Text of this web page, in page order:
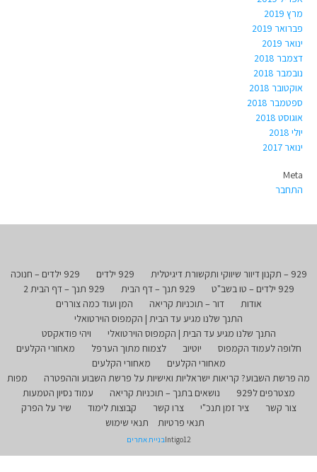
מרץ 2019
פברואר 2019
ינואר 2019
דצמבר 2018
נובמבר 2018
אוקטובר 2018
ספטמבר 2018
אוגוסט 2018
יולי 2018
ינואר 2017
Meta
התחבר
929 – תקנון דיוור שיווקי ותקשורת דיגיטלית 929 ילדים
929 ילדים – חנוכה
929 ילדים – טו בשב"ט
929 תנך – דף הבית
929 תנך – דף הבית 2
אודות
דור – תוכניות קריאה
המן ועוד כמה צוררים
התנך שלנו מגיע עד הבית | הקמפוס הוירטואלי
התנך שלנו מגיע עד הבית | הקמפוס הוירטואלי
ויהי פודאקסט
חלופה לעמוד הקמפוס
יוטיוב לצמוח מתוך הערפל
מאחורי הקלעים
מאחורי הקלעים
מאחורי הקלעים
מה פרשת השבוע? קריאות ישראליות ואישיות על פרשת השבוע וההפטרה
מפות
מצטרפים ל929
נושאים בתנך – תוכניות קריאה
עמוד נסיון הטמעות
צור קשר
ציר זמן תנכ"י צרו קשר קבוצות לימוד
שיר על הפרק
תנאי פרטיות
תנאי שימוש
Intigo12בניית אתרים